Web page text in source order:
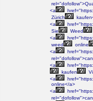
<a
Zürich
<a
Sie
Weed
<a
weed
online
<a
<a
kaufen
<a
online</a>
<a